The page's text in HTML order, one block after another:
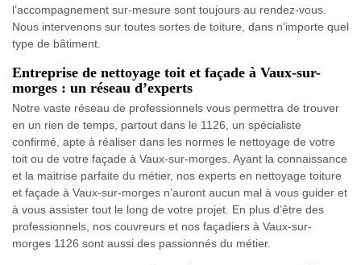
l’accompagnement sur-mesure sont toujours au rendez-vous.
Nous intervenons sur toutes sortes de toiture, dans n’importe quel
type de bâtiment.
Entreprise de nettoyage toit et façade à Vaux-sur-
morges : un réseau d’experts
Notre vaste réseau de professionnels vous permettra de trouver
en un rien de temps, partout dans le 1126, un spécialiste
confirmé, apte à réaliser dans les normes le nettoyage de votre
toit ou de votre façade à Vaux-sur-morges. Ayant la connaissance
et la maitrise parfaite du métier, nos experts en nettoyage toiture
et façade à Vaux-sur-morges n’auront aucun mal à vous guider et
à vous assister tout le long de votre projet. En plus d’être des
professionnels, nos couvreurs et nos façadiers à Vaux-sur-
morges 1126 sont aussi des passionnés du métier.